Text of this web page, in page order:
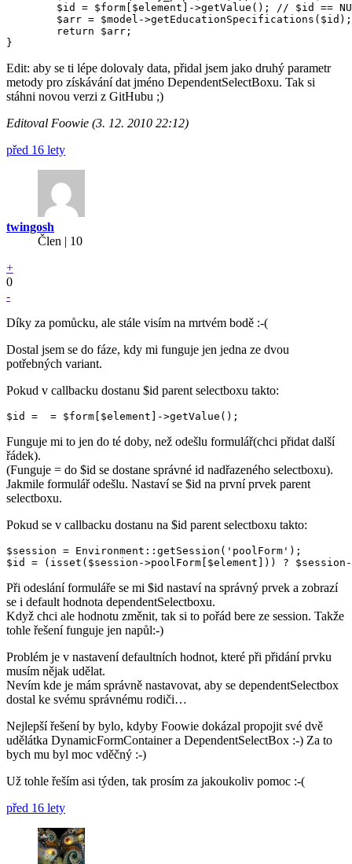
Edit: aby se ti lépe dolovaly data, přidal jsem jako druhý parametr
metody pro získávání dat jméno DependentSelectBoxu. Tak si
stáhni novou verzi z GitHubu ;)
Editoval Foowie (3. 12. 2010 22:12)
před 16 lety
twingosh
Člen | 10
+
0
-
Díky za pomůcku, ale stále visím na mrtvém bodě :-(
Dostal jsem se do fáze, kdy mi funguje jen jedna ze dvou
potřebných variant.
Pokud v callbacku dostanu $id parent selectboxu takto:
Funguje mi to jen do té doby, než odešlu formulář(chci přidat další
řádek).
(Funguje = do $id se dostane správné id nadřazeného selectboxu).
Jakmile formulář odešlu. Nastaví se $id na první prvek parent
selectboxu.
Pokud se v callbacku dostanu na $id parent selectboxu takto:
$session = Environment::getSession('poolForm');
Při odeslání formuláře se mi $id nastaví na správný prvek a zobrazí
se i default hodnota dependentSelectboxu.
Když chci ale hodnotu změnit, tak si to pořád bere ze session. Takže
tohle řešení funguje jen napůl:-)
Problém je v nastavení defaultních hodnot, které při přidání prvku
musím nějak udělat.
Nevím kde je mám správně nastavovat, aby se dependentSelectbox
dostal ke svému správnému rodiči…
Nejlepší řešení by bylo, kdyby Foowie dokázal propojit své dvě
udělátka DynamicFormContainer a DependentSelectBox :-) Za to
bych mu byl moc vděčný :-)
Už tohle řeším asi týden, tak prosím za jakoukoliv pomoc :-(
před 16 lety